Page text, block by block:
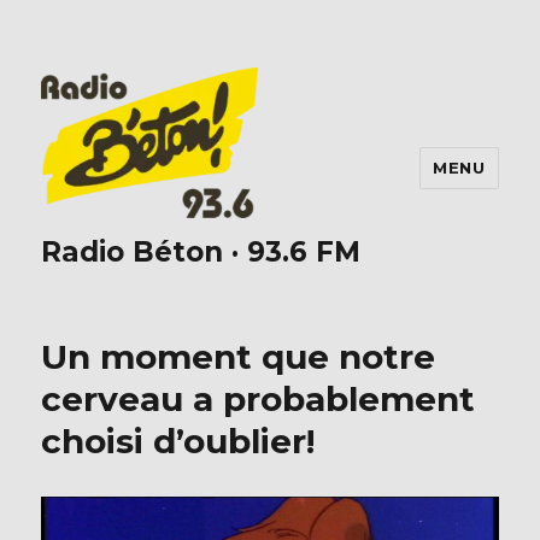
Radio Béton · 93.6 FM
MENU
Un moment que notre
cerveau a probablement
choisi d’oublier!